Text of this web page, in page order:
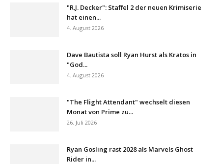
"R.J. Decker": Staffel 2 der neuen Krimiserie
hat einen...
4. August 2026
Dave Bautista soll Ryan Hurst als Kratos in
"God...
4. August 2026
"The Flight Attendant" wechselt diesen
Monat von Prime zu...
26. Juli 2026
Ryan Gosling rast 2028 als Marvels Ghost
Rider in...